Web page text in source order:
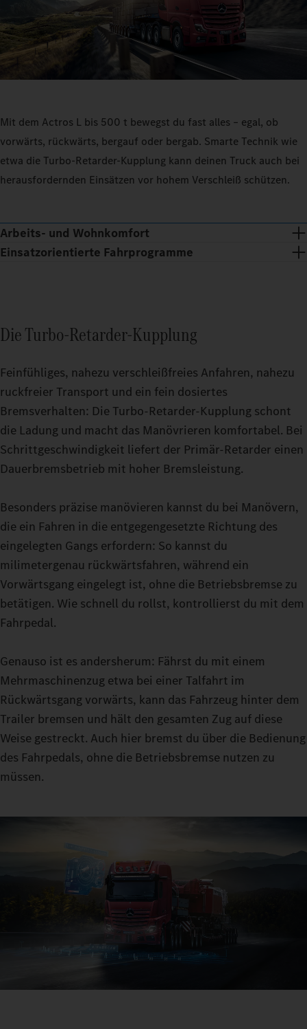
Mit dem Actros L bis 500 t bewegst du fast alles – egal, ob
vorwärts, rückwärts, bergauf oder bergab. Smarte Technik wie
etwa die Turbo-Retarder-Kupplung kann deinen Truck auch bei
herausfordernden Einsätzen vor hohem Verschleiß schützen.
Arbeits- und Wohnkomfort
Erholsame Pausen auch auf anstrengenden Touren: Mit dem
Fahrerhaus GigaSpace und dem Fahrerhaus BigSpace kannst du
Einsatzorientierte Fahrprogramme
Zuschaltbare Fahrmodi machen es dir einfacher, deinen
oder unter hoher Last in anspruchsvollem Terrain: Stell deinen
Actros L bis 500 t während der Fahrt genau auf den Modus ein,
den deine aktuelle Fahrt erfordert. Mit ECO, HEAVY oder
MANUAL stehen dir dafür drei Optionen zur Verfügung.
Feinfühlige Manöver gelingen dir dank der Turbo-Retarder-
Kupplung im Rangiermodus: Denn mit konstantem Vortrieb
kannst du auch bei sehr schweren Lasten nahezu ohne
Die Turbo-Retarder-Kupplung
Feinfühliges, nahezu verschleißfreies Anfahren, nahezu
ruckfreier Transport und ein fein dosiertes
Bremsverhalten: Die Turbo-Retarder-Kupplung schont
die Ladung und macht das Manövrieren komfortabel. Bei
Schrittgeschwindigkeit liefert der Primär-Retarder einen
Dauerbremsbetrieb mit hoher Bremsleistung.
Besonders präzise manövieren kannst du bei Manövern,
die ein Fahren in die entgegengesetzte Richtung des
eingelegten Gangs erfordern: So kannst du
milimetergenau rückwärtsfahren, während ein
Vorwärtsgang eingelegt ist, ohne die Betriebsbremse zu
betätigen. Wie schnell du rollst, kontrollierst du mit dem
Fahrpedal.
Genauso ist es andersherum: Fährst du mit einem
Mehrmaschinenzug etwa bei einer Talfahrt im
Rückwärtsgang vorwärts, kann das Fahrzeug hinter dem
Trailer bremsen und hält den gesamten Zug auf diese
Weise gestreckt. Auch hier bremst du über die Bedienung
des Fahrpedals, ohne die Betriebsbremse nutzen zu
müssen.